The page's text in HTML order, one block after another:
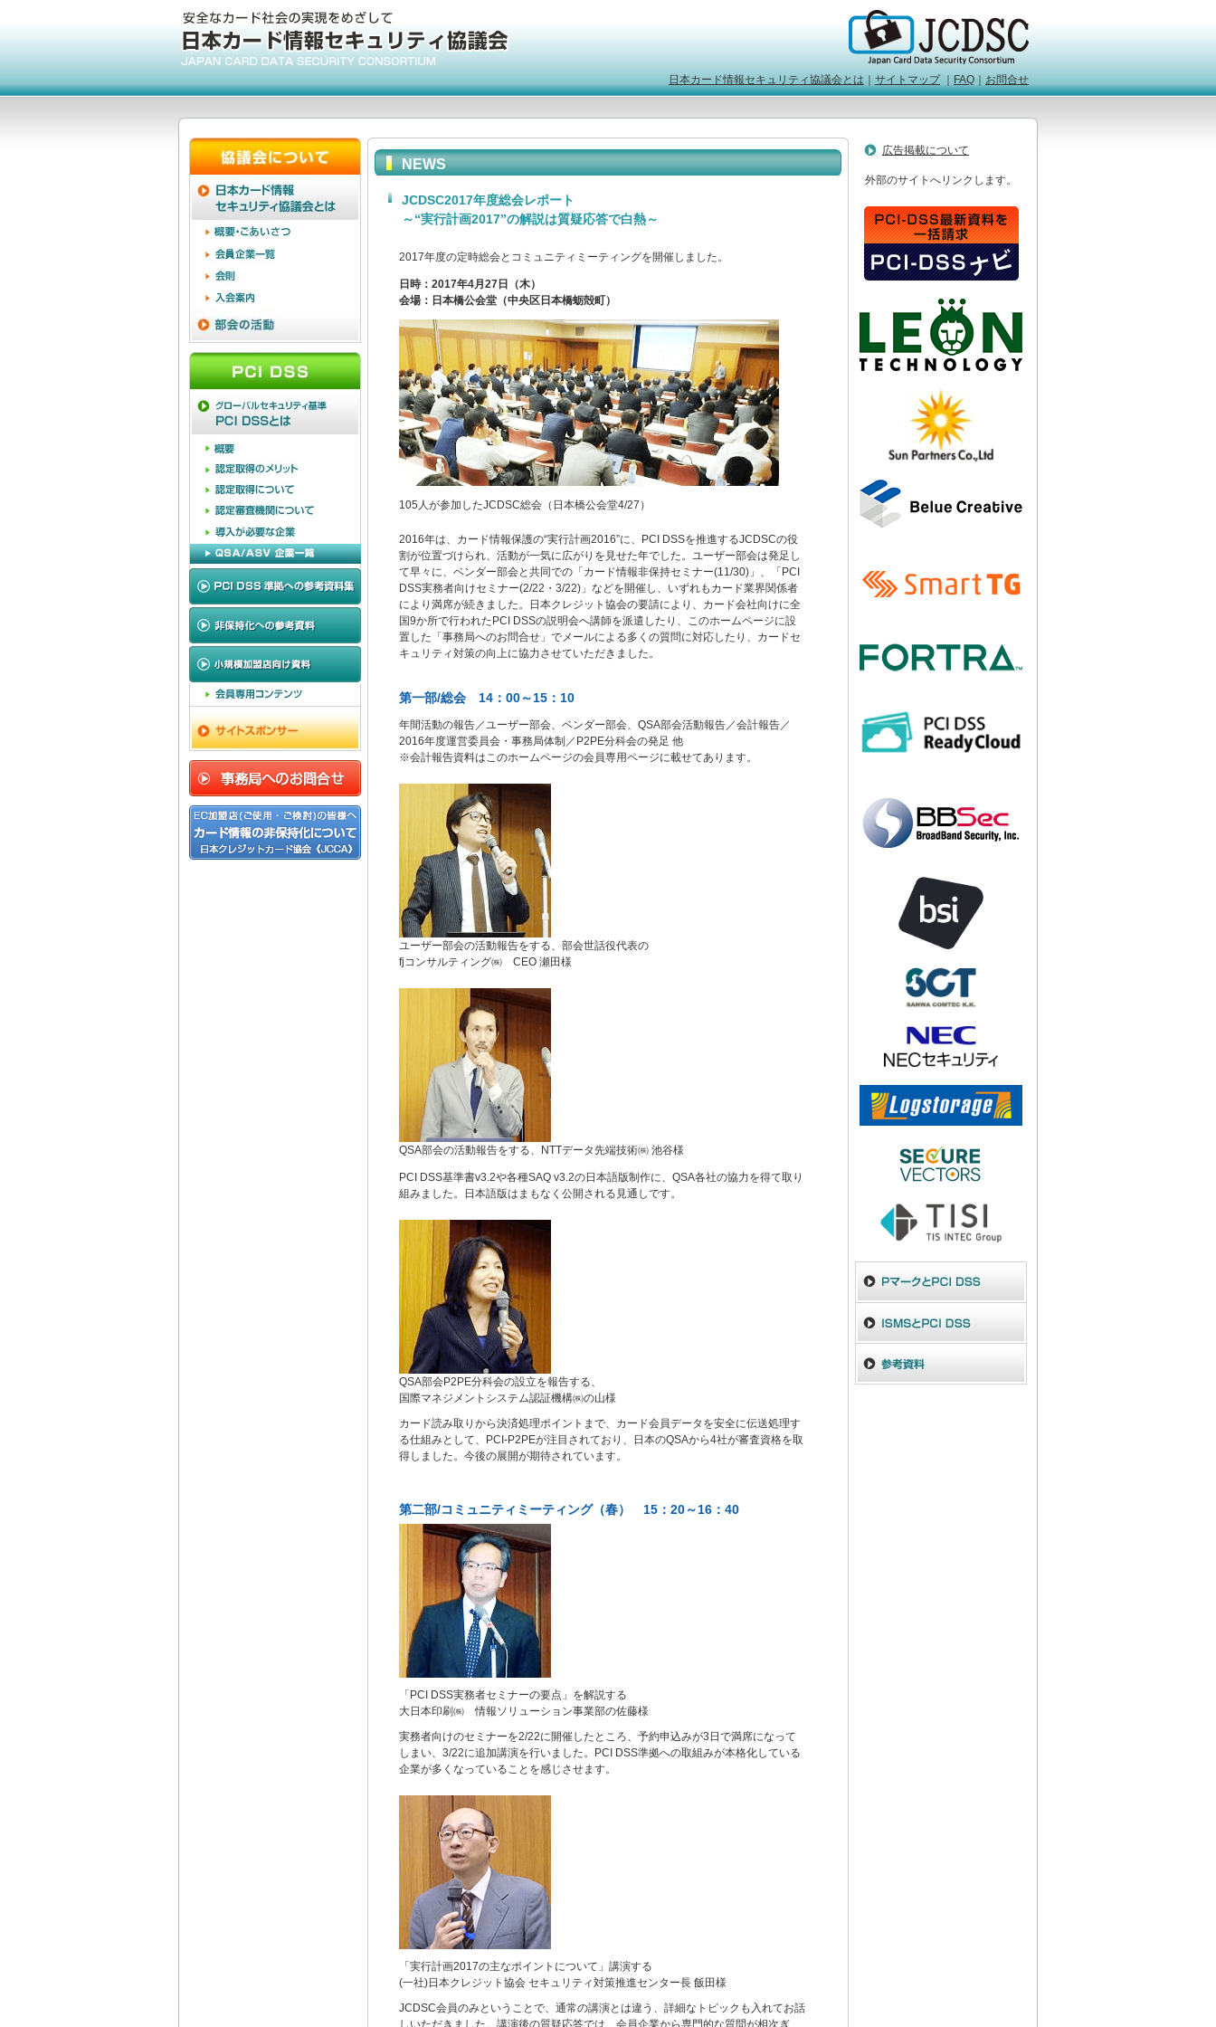
日本カード情報セキュリティ協議会とは サイトマップ｜ FAQ お問合せ
NEWS
JCDSC2017年度総会レポート
～“実行計画2017”の解説は質疑応答で白熱～
2017年度の定時総会とコミュニティミーティングを開催しました。
日時：2017年4月27日（木）
会場：日本橋公会堂（中央区日本橋蛎殻町）
105人が参加したJCDSC総会（日本橋公会堂4/27）
2016年は、カード情報保護の“実行計画2016”に、PCI DSSを推進するJCDSCの役
割が位置づけられ、活動が一気に広がりを見せた年でした。ユーザー部会は発足し
て早々に、ベンダー部会と共同での「カード情報非保持セミナー(11/30)」、「PCI
DSS実務者向けセミナー(2/22・3/22)」などを開催し、いずれもカード業界関係者
により満席が続きました。日本クレジット協会の要請により、カード会社向けに全
国9か所で行われたPCI DSSの説明会へ講師を派遣したり、このホームページに設
置した「事務局へのお問合せ」でメールによる多くの質問に対応したり、カードセ
キュリティ対策の向上に協力させていただきました。
第一部/総会 14：00～15：10
年間活動の報告／ユーザー部会、ベンダー部会、QSA部会活動報告／会計報告／
2016年度運営委員会・事務局体制／P2PE分科会の発足 他
※会計報告資料はこのホームページの会員専用ページに載せてあります。
ユーザー部会の活動報告をする、部会世話役代表の
fjコンサルティング㈱ CEO 瀬田様
QSA部会の活動報告をする、NTTデータ先端技術㈱ 池谷様
PCI DSS基準書v3.2や各種SAQ v3.2の日本語版制作に、QSA各社の協力を得て取り
組みました。日本語版はまもなく公開される見通しです。
QSA部会P2PE分科会の設立を報告する、
国際マネジメントシステム認証機構㈱の山様
カード読み取りから決済処理ポイントまで、カード会員データを安全に伝送処理す
る仕組みとして、PCI-P2PEが注目されており、日本のQSAから4社が審査資格を取
得しました。今後の展開が期待されています。
第二部/コミュニティミーティング（春） 15：20～16：40
「PCI DSS実務者セミナーの要点」を解説する
大日本印刷㈱ 情報ソリューション事業部の佐藤様
実務者向けのセミナーを2/22に開催したところ、予約申込みが3日で満席になって
しまい、3/22に追加講演を行いました。PCI DSS準拠への取組みが本格化している
企業が多くなっていることを感じさせます。
「実行計画2017の主なポイントについて」講演する
(一社)日本クレジット協会 セキュリティ対策推進センター長 飯田様
JCDSC会員のみということで、通常の講演とは違う、詳細なトピックも入れてお話
しいただきました。講演後の質疑応答では、会員企業から専門的な質問が相次ぎ、
広告掲載について
外部のサイトへリンクします。